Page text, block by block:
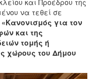
να τεθεί σε
«Κανονισμός για τον
και της
τομής ή
χώρους του Δήμου